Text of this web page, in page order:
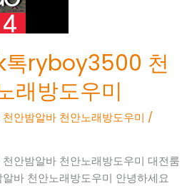
톡ryboy3500 천
래방도우미
안밤알바 천안노래방도우미 /
안밤알바 천안노래방도우미 대전룸
바 천안노래방도우미 안녕하세요